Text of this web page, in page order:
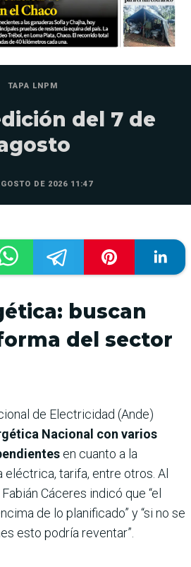
TAPA LNPM
del 7 de
DE 2026 11:47
buscan
del sector
de Electricidad (Ande)
Nacional con varios
en cuanto a la
tarifa, entre otros. Al
Cáceres indicó que “el
de lo planificado” y “si no se
esto podría reventar”.